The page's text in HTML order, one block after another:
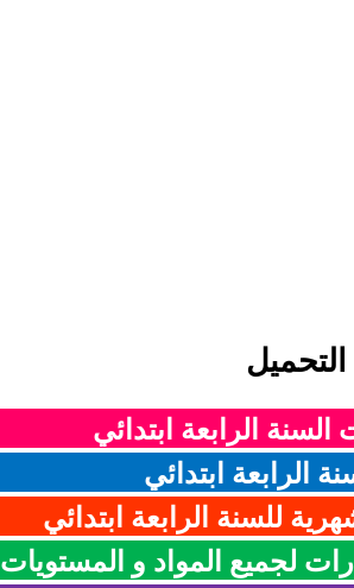
التحميل
الرابعة ابتدائي
الرابعة ابتدائي
للسنة الرابعة ابتدائي
لجميع المواد و المستويات